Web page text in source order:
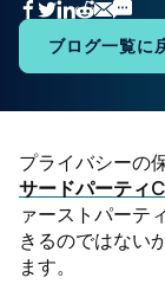
リソース
会社
ブログ一覧に
プライバシーの
サードパーティ
ァーストパーテ
きるのではない
ます。